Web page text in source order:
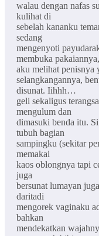
walau dengan nafas
kulihat di
sebelah kananku
sedang
mengenyoti
membuka pakaiannya,
aku melihat penisnya
selangkangannya,
disunat. Iihhh…
geli sekaligus
mengulum dan
dimasuki benda itu.
tubuh bagian
sampingku (sekitar
memakai
kaos oblongnya tapi
juga
bersunat lumayan
daritadi
mengorek vaginaku
bahkan
mendekatkan